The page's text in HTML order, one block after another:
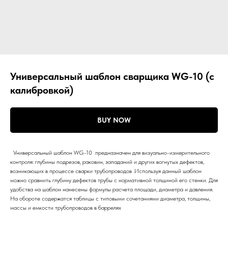
Универсальный шаблон сварщика WG-10 (с
калибровкой)
BUY NOW
Универсальный шаблон WG-10 предназначен для визуально-измерительного
контроля: глубины подрезов, раковин, западаний и других вогнутых дефектов,
возникающих в процессе сварки трубопроводов .Используя данный шаблон
можно сравнить глубину дефектов трубы с нормативной толщиной его стенки. Для
удобства на шаблон нанесены формулы расчета площади, диаметра и давления.
На обороте содержатся таблицы с типовыми сочетаниями диаметра, толщины,
массы и емкости трубопроводов в баррелях